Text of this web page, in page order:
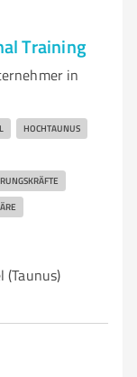
Training
in
HOCHTAUNUS
(Taunus)